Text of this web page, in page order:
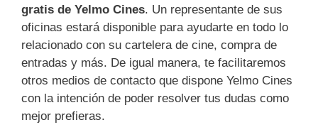
gratis de Yelmo Cines. Un representante de sus
oficinas estará disponible para ayudarte en todo lo
relacionado con su cartelera de cine, compra de
entradas y más. De igual manera, te facilitaremos
otros medios de contacto que dispone Yelmo Cines
con la intención de poder resolver tus dudas como
mejor prefieras.